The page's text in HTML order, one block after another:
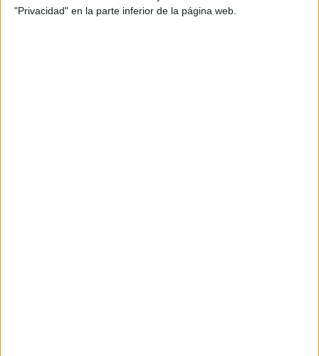
"Privacidad" en la parte inferior de la página web.